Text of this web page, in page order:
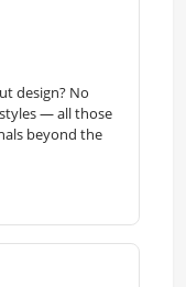
design? No
— all those
beyond the